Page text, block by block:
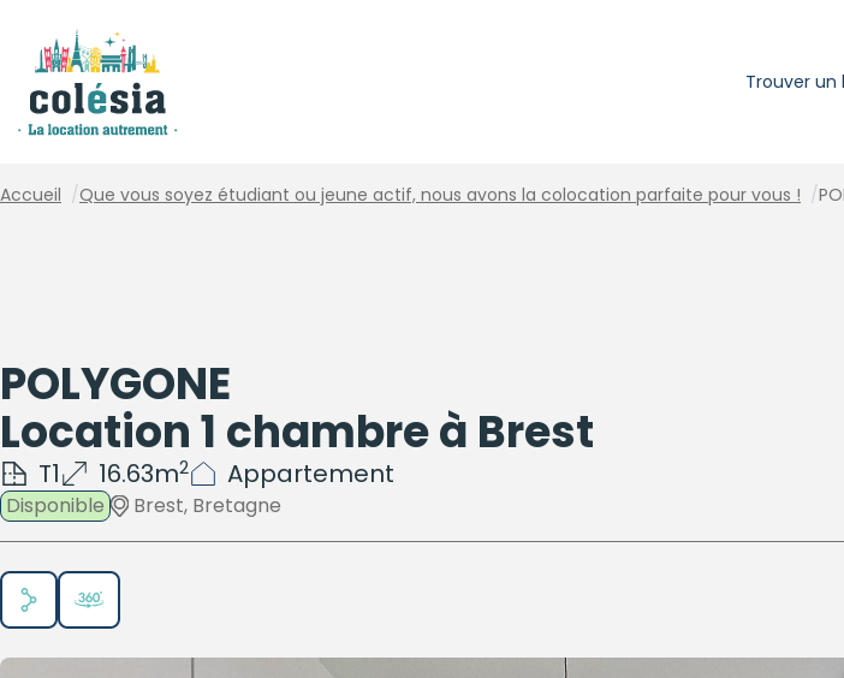
Trouver
Accueil /Que vous soyez étudiant ou jeune actif, nous avons la colocation parfaite pour vous ! /
POLYGONE
Location 1 chambre à Brest
T1 16.63m2 Appartement
Disponible Brest, Bretagne